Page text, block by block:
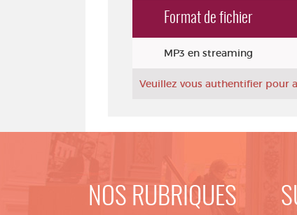
Exemplaires
Format de fichier
MP3 en streaming
Veuillez vous authentifier pour
NOS RUBRIQUES